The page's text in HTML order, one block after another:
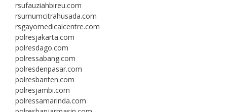
rsufauziahbireu.com
rsumumcitrahusada.com
rsgayomedicalcentre.com
polresjakarta.com
polresdago.com
polressabang.com
polresdenpasar.com
polresbanten.com
polresjambi.com
polressamarinda.com